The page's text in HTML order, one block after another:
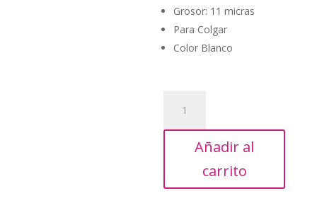
Grosor: 11 micras
Para Colgar
Color Blanco
Capas
BlancasAñadir al
carrito